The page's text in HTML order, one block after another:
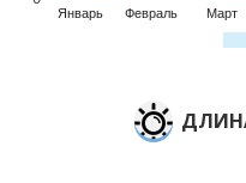
Январь Февраль Март